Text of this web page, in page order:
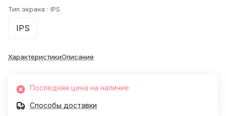
Тип экрана : IPS
IPS
ХарактеристикиОписание
Последняя цена на наличие
Способы доставки